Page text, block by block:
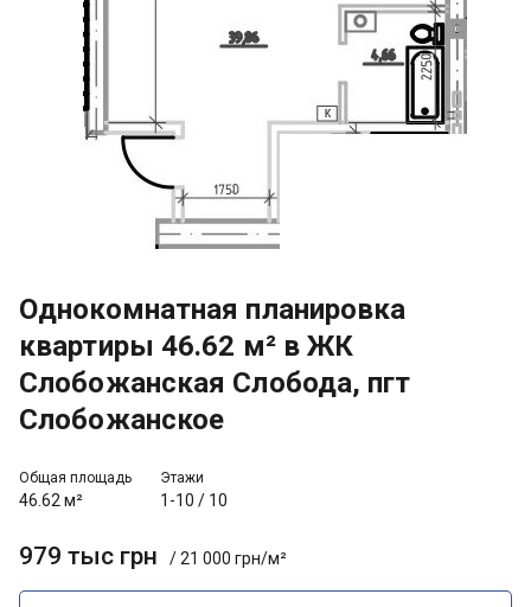
Однокомнатная планировка
квартиры 46.62 м² в ЖК
Слобожанская Слобода, пгт
Слобожанское
Общая площадь
46.62 м²
Этажи
1-10 / 10
979 тыс грн / 21 000 грн/м²